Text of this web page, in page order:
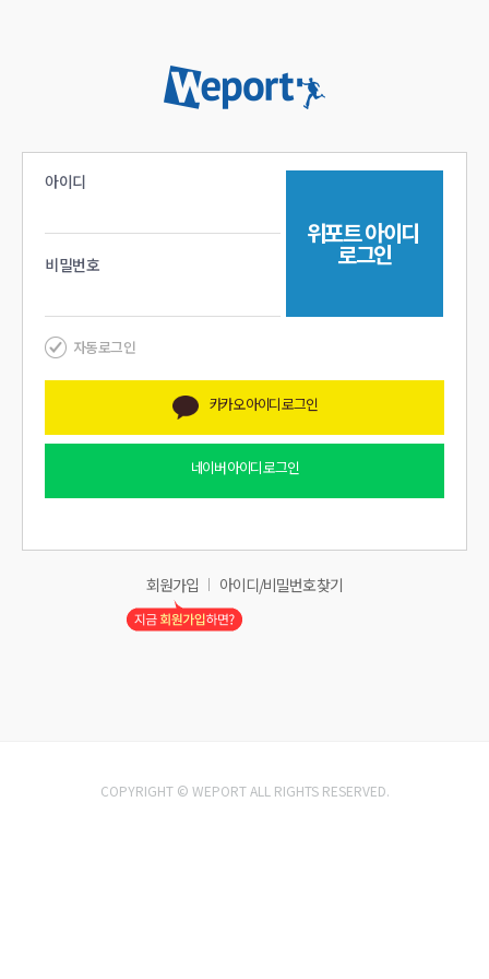
아이디
비밀번호
위포트아이디
로그인
자동로그인
카카오아이디 로그인
네이버아이디 로그인
회원가입 아이디/비밀번호 찾기
COPYRIGHT © WEPORT ALL RIGHTS RESERVED.